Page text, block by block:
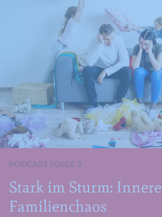
PODCAST FOLGE 3
Stark im Sturm:
Familienchaos